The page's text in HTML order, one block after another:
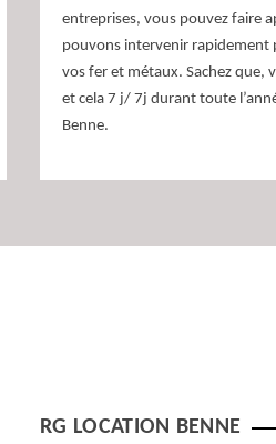
entreprises, vous pouvez faire
pouvons intervenir rapidement
vos fer et métaux. Sachez que,
et cela 7 j/ 7j durant toute
Benne.
RG LOCATION BENNE